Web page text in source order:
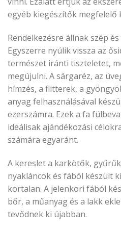
egyéb kiegészítők megfelelő
Rendelkezésre állnak szép
Egyszerre nyúlik vissza az
természet iránti tiszteletet,
megújulni. A sárgaréz, az
hímzés, a flitterek, a
anyag felhasználásával
ezerszámra. Ezek a fa
ideálisak ajándékozási
számára egyaránt.
A kereslet a karkötők,
nyakláncok és fából készült
kortalan. A jelenkori fából
bőr, a műanyag és a lakk
tevődnek ki újabban.